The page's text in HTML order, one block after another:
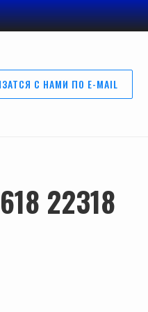
С НАМИ ПО E-MAIL
22318